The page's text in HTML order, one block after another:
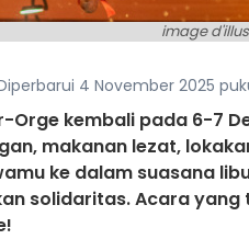
image
Diperbarui 4 November 2025
Orge kembali pada 6-7
makanan lezat,
ke dalam suasana
solidaritas. Acara